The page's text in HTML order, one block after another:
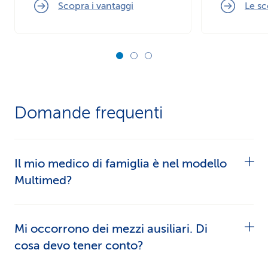
Scopra i vantaggi Le
Domande frequenti
Il mio medico di famiglia è nel modello
Multimed?
Multimed
potrà trovare facilmente i medici
Mi occorrono dei mezzi ausiliari. Di
cosa devo tener conto?